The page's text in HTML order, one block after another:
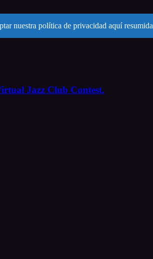
nuestra política de privacidad aquí resumida
Jazz Club Contest.